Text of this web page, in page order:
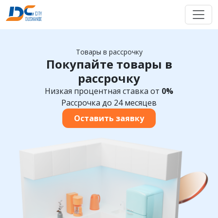
Товары в рассрочку
Покупайте товары в
рассрочку
Низкая процентная ставка от 0%
Рассрочка до 24 месяцев
Оставить заявку